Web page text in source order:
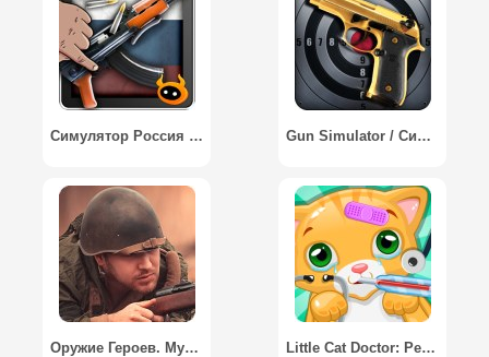
Симулятор Россия Оружия / Simulator Russia Weapon Gun Simulator / Симулятор стрелкового оружия
Оружие Героев. Музей оружия 3D / Weapons Heroes. Museum 3D Little Cat Doctor: Pet Vet Game / Ветеринар для кошек игра